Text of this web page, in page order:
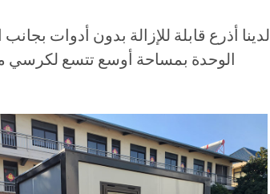
لدينا أذرع قابلة للإزالة بدون أدوات
الوحدة بمساحة أوسع تتسع لكرسي